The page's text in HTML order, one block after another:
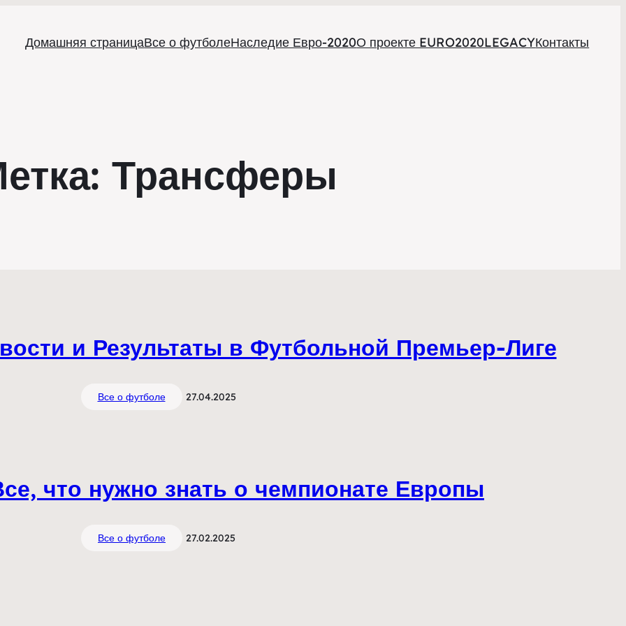
Домашняя страницаВсе о футболеНаследие Евро-2020О проекте EURO2020LEGACYКонтакты
Трансферы
и Результаты в Футбольной Премьер-Лиге
Все о футболе 27.04.2025
что нужно знать о чемпионате Европы
Все о футболе 27.02.2025